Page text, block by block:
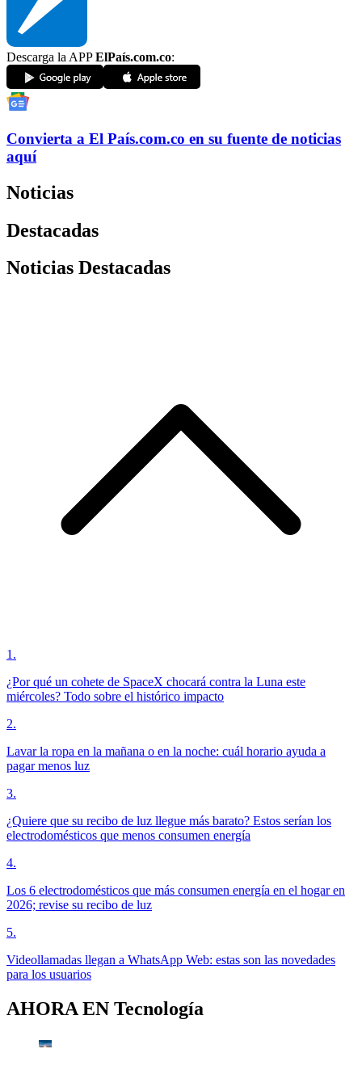
Descarga la APPElPaís.com.co:
Convierta a El País.com.co en su fuente de noticias
aquí
Noticias
Destacadas
Noticias Destacadas
1 .
¿Por qué un cohete de SpaceX chocará contra la Luna este
miércoles? Todo sobre el histórico impacto
2.
Lavar la ropa en la mañana o en la noche: cuál horario ayuda a
pagar menos luz
3.
¿Quiere que su recibo de luz llegue más barato? Estos serían los
electrodomésticos que menos consumen energía
4.
Los 6 electrodomésticos que más consumen energía en el hogar en
2026; revise su recibo de luz
5.
Videollamadas llegan a WhatsApp Web: estas son las novedades
para los usuarios
AHORA EN Tecnología